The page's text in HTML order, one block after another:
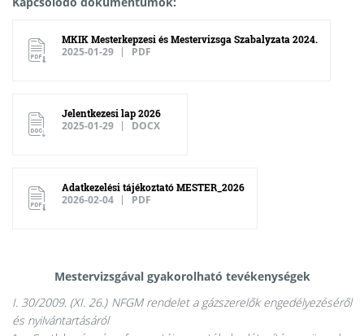
MKIK Mesterkepzesi és Mestervizsga Szabalyzata 2024.
2025-01-29 PDF
Jelentkezesi lap 2026
2025-01-29 DOCX
Adatkezelési tájékoztató MESTER_2026
2026-02-04 PDF
Mestervizsgával gyakorolható tevékenységek
I. 30/2009. (XI. 26.) NFGM rendelet a gázszerelők engedélyezéséről
és nyilvántartásáról